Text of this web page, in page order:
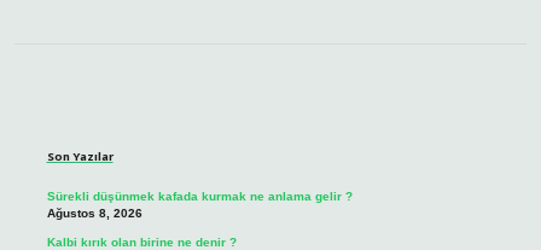
Son Yazılar
Sürekli düşünmek kafada kurmak ne anlama gelir ?
Ağustos 8, 2026
Kalbi kırık olan birine ne denir ?